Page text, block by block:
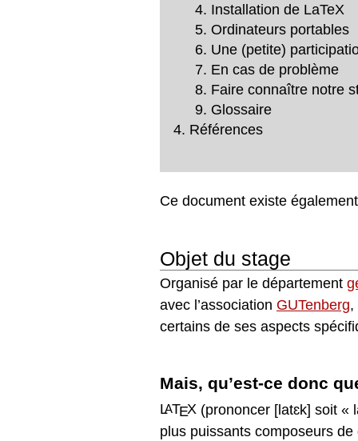
Installation de LaTeX
Ordinateurs portables
Une (petite)
En cas de problème
Faire connaître notre
Glossaire
Références
Ce document existe
Objet du stage
Organisé par le département
avec l’association GUTenberg,
certains de ses aspects
Mais, qu’est-ce donc
LATEX (prononcer [latɛk] soit «
plus puissants composeurs